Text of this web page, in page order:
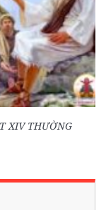
XIV THƯỜNG